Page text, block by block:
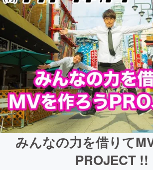
みんなの力を借りて
PROJECT !!